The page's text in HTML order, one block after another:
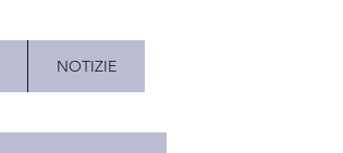
NOTIZIE